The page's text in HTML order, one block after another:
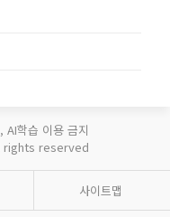
AI학습 이용 금지
rights reserved
사이트맵